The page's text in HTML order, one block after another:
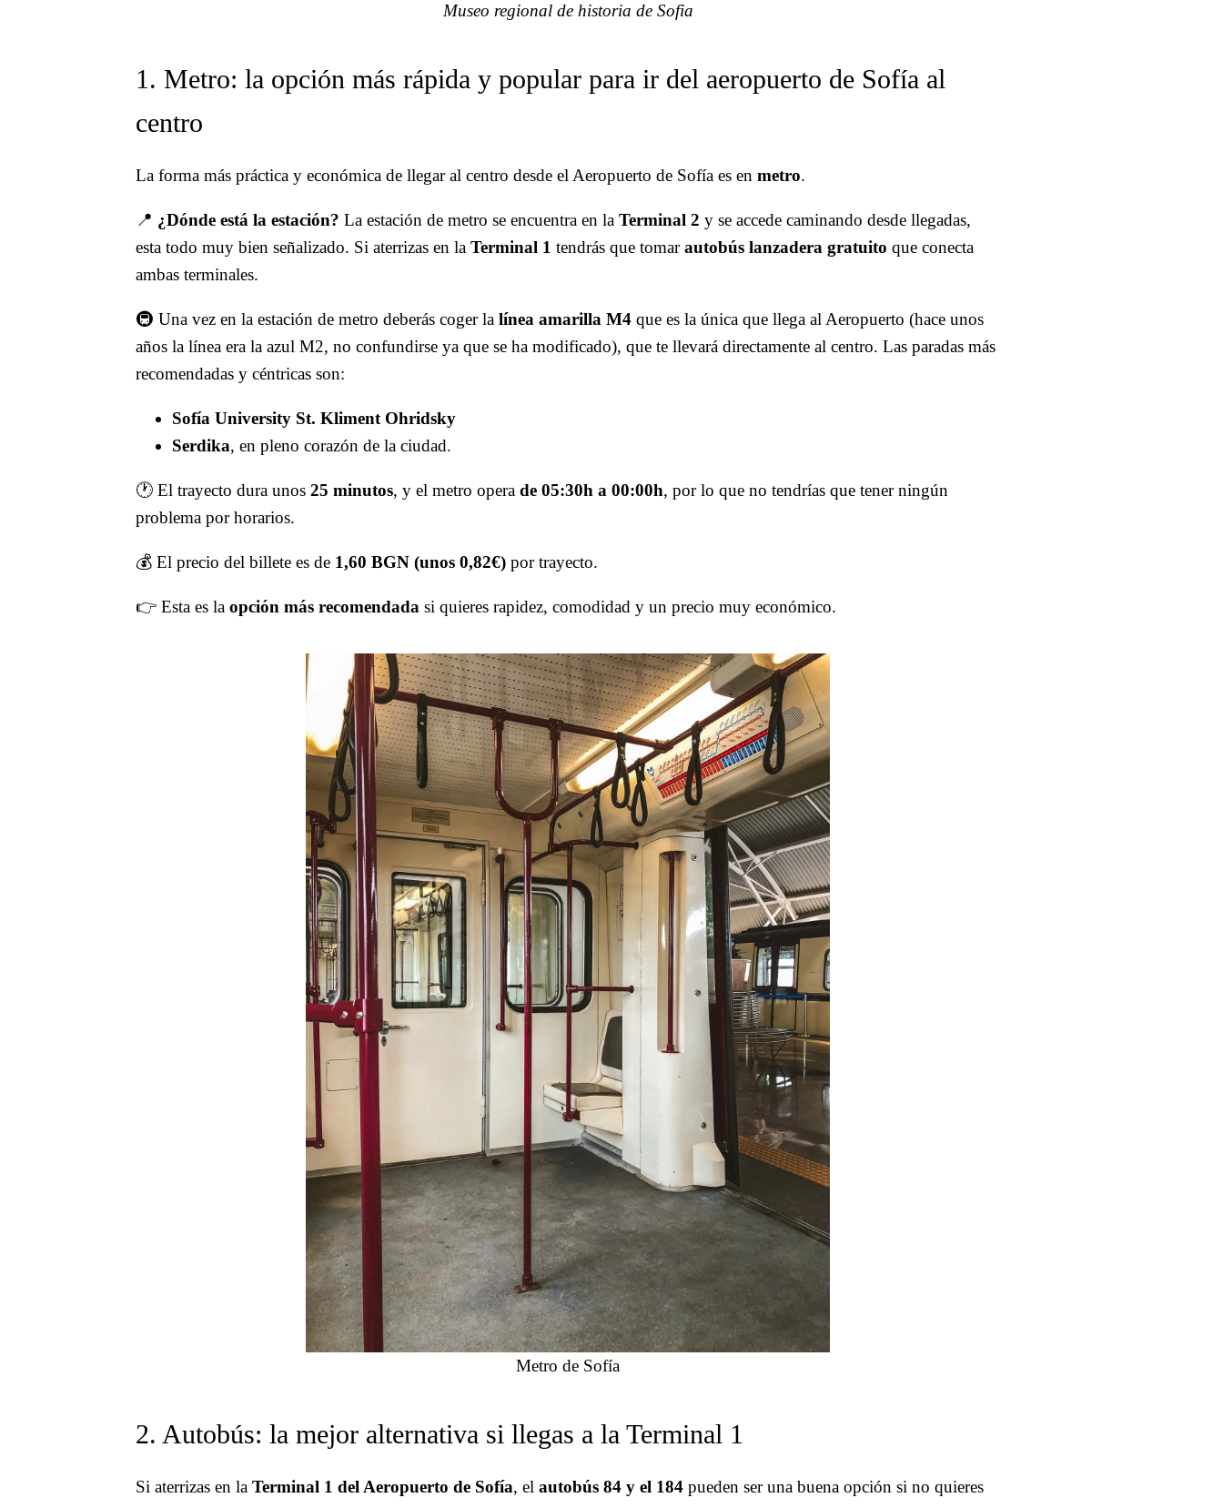
Museo regional de historia de Sofia
1. Metro: la opción más rápida y popular para ir del aeropuerto de Sofía al
centro
La forma más práctica y económica de llegar al centro desde el Aeropuerto de Sofía es en metro.
📍 ¿Dónde está la estación? La estación de metro se encuentra en la Terminal 2 y se accede caminando desde llegadas,
esta todo muy bien señalizado. Si aterrizas en la Terminal 1 tendrás que tomarautobús lanzadera gratuito que conecta
ambas terminales.
🚇 Una vez en la estación de metro deberás coger la línea amarilla M4 que es la única que llega al Aeropuerto (hace unos
años la línea era la azul M2, no confundirse ya que se ha modificado), que te llevará directamente al centro. Las paradas más
recomendadas y céntricas son:
Sofía University St. Kliment Ohridsky
Serdika, en pleno corazón de la ciudad.
🕐 El trayecto dura unos 25 minutos, y el metro opera de 05:30h a 00:00h, por lo que no tendrías que tener ningún
problema por horarios.
💰 El precio del billete es de 1,60 BGN (unos 0,82€) por trayecto.
👉 Esta es la opción más recomendada si quieres rapidez, comodidad y un precio muy económico.
Metro de Sofía
2. Autobús: la mejor alternativa si llegas a la Terminal 1
Si aterrizas en la Terminal 1 del Aeropuerto de Sofía, el autobús 84 y el 184 pueden ser una buena opción si no quieres